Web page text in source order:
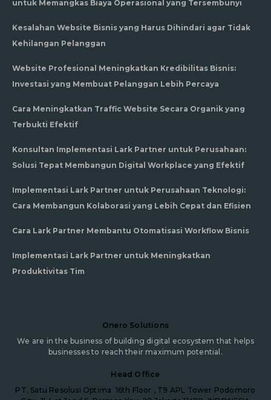
untuk Memangkas Biaya Operasional yang Tersembunyi
Kesalahan Website Bisnis yang Harus Dihindari agar Tidak
Kehilangan Pelanggan
Website Profesional Meningkatkan Kredibilitas Bisnis:
Investasi yang Membuat Pelanggan Lebih Percaya
Cara Meningkatkan Traffic Website Secara Organik yang
Terbukti Efektif
Konsultan Implementasi Lark Partner untuk Perusahaan:
Solusi Tepat Membangun Digital Workplace yang Efektif
Implementasi Lark Partner untuk Perusahaan Teknologi:
Cara Membangun Kolaborasi yang Lebih Cepat dan Efisien
Cara Lark Partner Membantu Otomatisasi Workflow Bisnis
Implementasi Lark Partner untuk Meningkatkan
Produktivitas Tim
Onero Solutions
We are in the business of building digital ecosystem that helps
businesses to reach their maximum potential.
Head Office
PT. Satu Resolusi Optima 16th Floor , T9 APL Tower Podomoro